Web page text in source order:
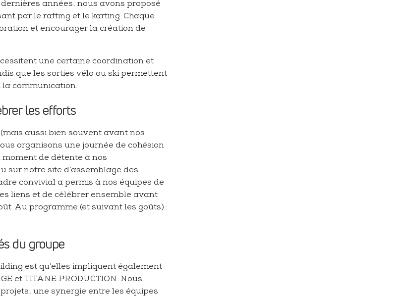
années, nous avons proposé
par le rafting et le karting. Chaque
et encourager la création de
une certaine coordination et
que les sorties vélo ou ski permettent
communication.
les efforts
aussi bien souvent avant nos
organisons une journée de cohésion
de détente à nos
sur notre site d’assemblage des
convivial a permis à nos équipes de
liens et de célébrer ensemble avant
Au programme (et suivant les goûts) :
du groupe
est qu’elles impliquent également
et TITANE PRODUCTION. Nous
une synergie entre les équipes